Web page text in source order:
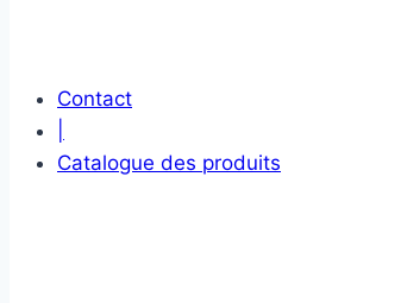
Contact
Catalogue des produits